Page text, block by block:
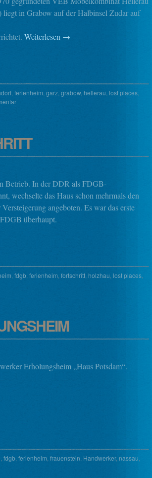
liegt in Grabow auf der Halbinsel Zudar auf
Weiterlesen →
ferienheim garz grabow, hellerau lost places
Betrieb. In der DDR als FDGB-
wechselte das Haus schon mehrmals den
angeboten. Es war das erste
überhaupt.
fdgb ferienheim fortschritt holzhau lost places
Erholungsheim „Haus Potsdam“.
fdgb ferienheim frauenstein Handwerker, nassau